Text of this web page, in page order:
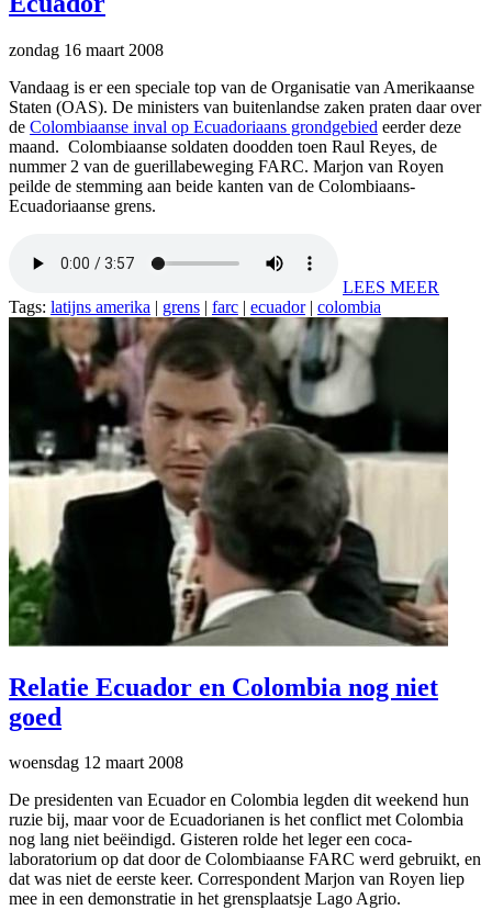
zondag 16 maart 2008
Vandaag is er een speciale top van de Organisatie van Amerikaanse
Staten (OAS). De ministers van buitenlandse zaken praten daar over
de Colombiaanse inval op Ecuadoriaans grondgebied eerder deze
maand. Colombiaanse soldaten doodden toen Raul Reyes, de
nummer 2 van de guerillabeweging FARC. Marjon van Royen
peilde de stemming aan beide kanten van de Colombiaans-
Ecuadoriaanse grens.
LEES MEER
Tags: latijns amerika | grens | farc | ecuador| colombia
Relatie Ecuador en Colombia nog niet
goed
woensdag 12 maart 2008
De presidenten van Ecuador en Colombia legden dit weekend hun
ruzie bij, maar voor de Ecuadorianen is het conflict met Colombia
nog lang niet beëindigd. Gisteren rolde het leger een coca-
laboratorium op dat door de Colombiaanse FARC werd gebruikt, en
dat was niet de eerste keer. Correspondent Marjon van Royen liep
mee in een demonstratie in het grensplaatsje Lago Agrio.